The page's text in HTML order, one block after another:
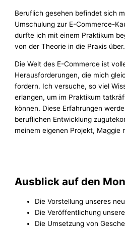
Beruflich gesehen befindet sich
Umschulung zur E-Commerce-
durfte ich mit einem Praktikum
von der Theorie in die Praxis über.
Die Welt des E-Commerce ist
Herausforderungen, die mich
fordern. Ich versuche, so viel
erlangen, um im Praktikum
können. Diese Erfahrungen
beruflichen Entwicklung
meinem eigenen Projekt, Maggie
Ausblick auf den
Die Vorstellung unseres
Die Veröffentlichung
Die Umsetzung von